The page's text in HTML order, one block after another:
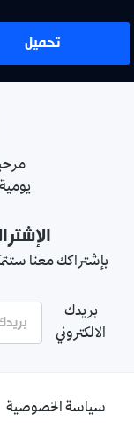
تحميل
بإشتراكك معنا
بريدك
الالكتروني
سياسة الخصوصية